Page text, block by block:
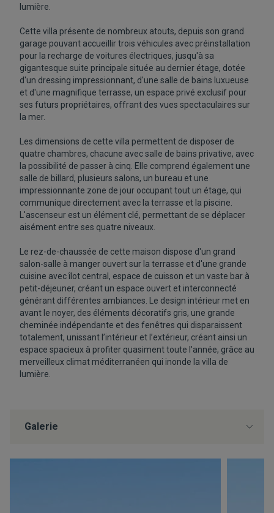
lumière.
Cette villa présente de nombreux atouts, depuis son grand
garage pouvant accueillir trois véhicules avec préinstallation
pour la recharge de voitures électriques, jusqu'à sa
gigantesque suite principale située au dernier étage, dotée
d'un dressing impressionnant, d'une salle de bains luxueuse
et d'une magnifique terrasse, un espace privé exclusif pour
ses futurs propriétaires, offrant des vues spectaculaires sur
la mer.
Les dimensions de cette villa permettent de disposer de
quatre chambres, chacune avec salle de bains privative, avec
la possibilité de passer à cinq. Elle comprend également une
salle de billard, plusieurs salons, un bureau et une
impressionnante zone de jour occupant tout un étage, qui
communique directement avec la terrasse et la piscine.
L'ascenseur est un élément clé, permettant de se déplacer
aisément entre ses quatre niveaux.
Le rez-de-chaussée de cette maison dispose d'un grand
salon-salle à manger ouvert sur la terrasse et d'une grande
cuisine avec îlot central, espace de cuisson et un vaste bar à
petit-déjeuner, créant un espace ouvert et interconnecté
générant différentes ambiances. Le design intérieur met en
avant le noyer, des éléments décoratifs gris, une grande
cheminée indépendante et des fenêtres qui disparaissent
totalement, unissant l’intérieur et l’extérieur, créant ainsi un
espace spacieux à profiter quasiment toute l'année, grâce au
merveilleux climat méditerranéen qui inonde la villa de
lumière.
Galerie